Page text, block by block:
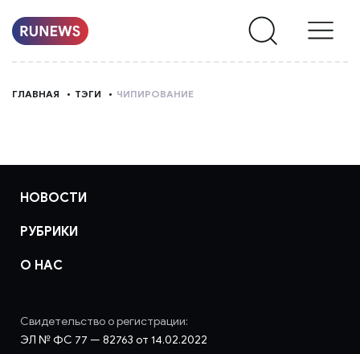
О
НАС
ГЛАВНАЯ ТЭГИ ЧИПИРОВАНИЕ
НОВОСТИ
РУБРИКИ
О НАС
Свидетельство о регистрации:
ЭЛ № ФС 77 — 82763 от 14.02.2022